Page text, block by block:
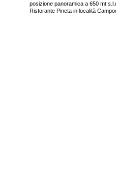
posizione panoramica a 650 mt
Ristorante Pineta in località